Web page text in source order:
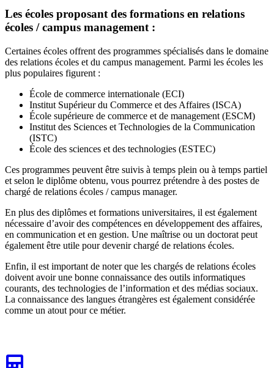
Les écoles proposant des formations en relations
écoles / campus management :
Certaines écoles offrent des programmes spécialisés dans le domaine
des relations écoles et du campus management. Parmi les écoles les
plus populaires figurent :
École de commerce internationale (ECI)
Institut Supérieur du Commerce et des Affaires (ISCA)
École supérieure de commerce et de management (ESCM)
Institut des Sciences et Technologies de la Communication
(ISTC)
École des sciences et des technologies (ESTEC)
Ces programmes peuvent être suivis à temps plein ou à temps partiel
et selon le diplôme obtenu, vous pourrez prétendre à des postes de
chargé de relations écoles / campus manager.
En plus des diplômes et formations universitaires, il est également
nécessaire d’avoir des compétences en développement des affaires,
en communication et en gestion. Une maîtrise ou un doctorat peut
également être utile pour devenir chargé de relations écoles.
Enfin, il est important de noter que les chargés de relations écoles
doivent avoir une bonne connaissance des outils informatiques
courants, des technologies de l’information et des médias sociaux.
La connaissance des langues étrangères est également considérée
comme un atout pour ce métier.